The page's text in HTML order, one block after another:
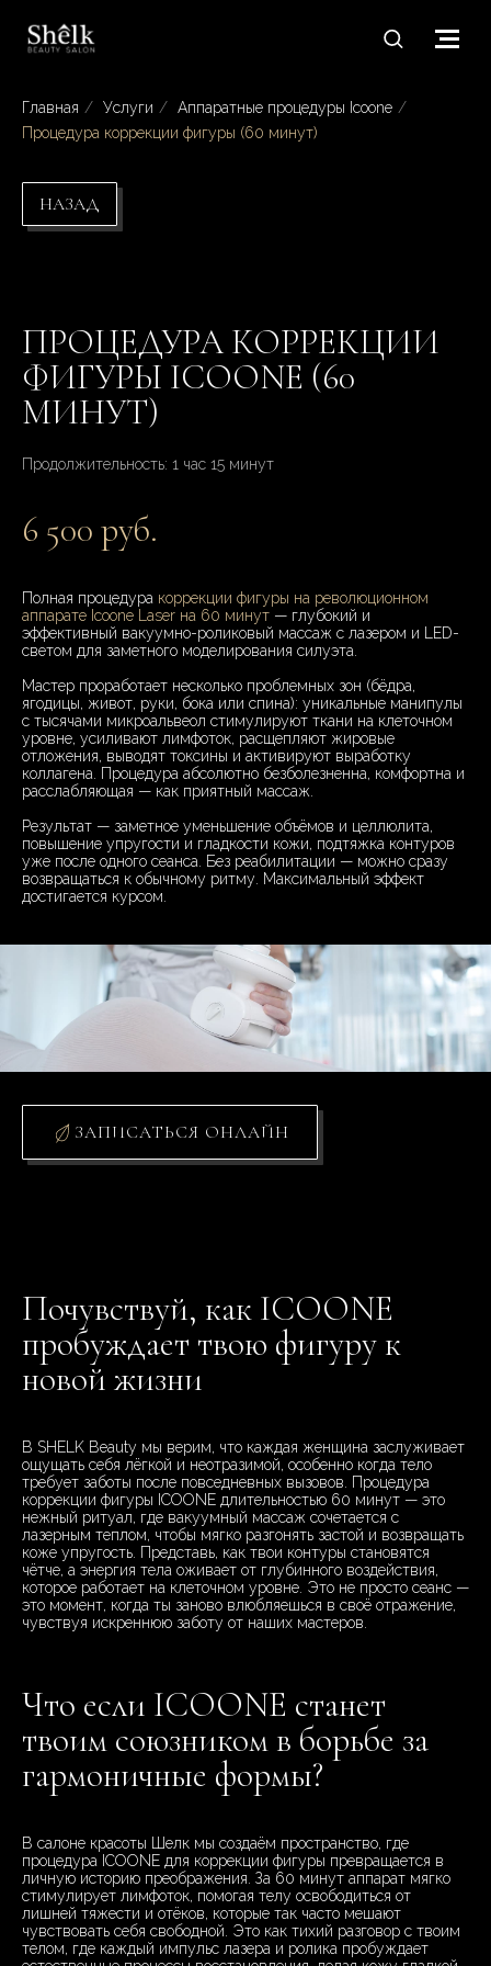
Главная / Услуги / Аппаратные процедуры Icoone /
Процедура коррекции фигуры (60 минут)
НАЗАД
ПРОЦЕДУРА КОРРЕКЦИИ
ФИГУРЫ ICOONE (60
МИНУТ)
Продолжительность: 1 час 15 минут
6 500 руб.
Полная процедура коррекции фигуры на революционном
аппарате Icoone Laser на 60 минут — глубокий и
эффективный вакуумно-роликовый массаж с лазером и LED-
светом для заметного моделирования силуэта.
Мастер проработает несколько проблемных зон (бёдра,
ягодицы, живот, руки, бока или спина): уникальные манипулы
с тысячами микроальвеол стимулируют ткани на клеточном
уровне, усиливают лимфоток, расщепляют жировые
отложения, выводят токсины и активируют выработку
коллагена. Процедура абсолютно безболезненна, комфортна и
расслабляющая — как приятный массаж.
Результат — заметное уменьшение объёмов и целлюлита,
повышение упругости и гладкости кожи, подтяжка контуров
уже после одного сеанса. Без реабилитации — можно сразу
возвращаться к обычному ритму. Максимальный эффект
достигается курсом.
ЗАПИСАТЬСЯ ОНЛАЙН
Почувствуй, как ICOONE
пробуждает твою фигуру к
новой жизни
В SHELK Beauty мы верим, что каждая женщина заслуживает
ощущать себя лёгкой и неотразимой, особенно когда тело
требует заботы после повседневных вызовов. Процедура
коррекции фигуры ICOONE длительностью 60 минут — это
нежный ритуал, где вакуумный массаж сочетается с
лазерным теплом, чтобы мягко разгонять застой и возвращать
коже упругость. Представь, как твои контуры становятся
чётче, а энергия тела оживает от глубинного воздействия,
которое работает на клеточном уровне. Это не просто сеанс —
это момент, когда ты заново влюбляешься в своё отражение,
чувствуя искреннюю заботу от наших мастеров.
Что если ICOONE станет
твоим союзником в борьбе за
гармоничные формы?
В салоне красоты Шелк мы создаём пространство, где
процедура ICOONE для коррекции фигуры превращается в
личную историю преображения. За 60 минут аппарат мягко
стимулирует лимфоток, помогая телу освободиться от
лишней тяжести и отёков, которые так часто мешают
чувствовать себя свободной. Это как тихий разговор с твоим
телом, где каждый импульс лазера и ролика пробуждает